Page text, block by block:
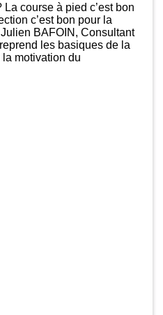
course à pied c’est bon
c’est bon pour la
BAFOIN, Consultant
les basiques de la
motivation du